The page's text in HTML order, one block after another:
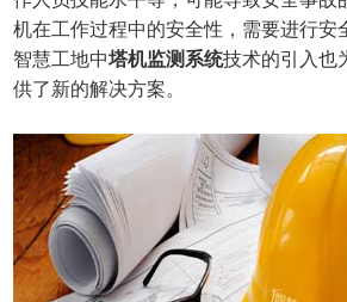
机在工作过程中的安全性，需要进行安
智慧工地中塔机监测系统技术的引入也
供了新的解决方案。